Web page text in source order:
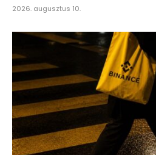
2026. augusztus 10.